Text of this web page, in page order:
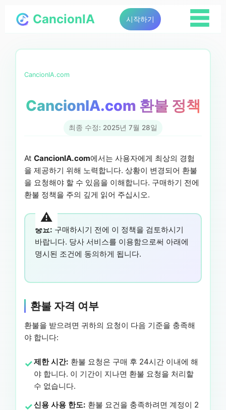
CancionIA 시작하기 ☰
CancionIA.com
CancionIA.com 환불 정책
최종 수정: 2025년 7월 28일
At CancionIA.com에서는 사용자에게 최상의 경험
을 제공하기 위해 노력합니다. 상황이 변경되어 환불
을 요청해야 할 수 있음을 이해합니다. 구매하기 전에
환불 정책을 주의 깊게 읽어 주십시오.
중요: 구매하시기 전에 이 정책을 검토하시기
바랍니다. 당사 서비스를 이용함으로써 아래에
명시된 조건에 동의하게 됩니다.
환불 자격 여부
환불을 받으려면 귀하의 요청이 다음 기준을 충족해
야 합니다:
제한 시간: 환불 요청은 구매 후 24시간 이내에 해
야 합니다. 이 기간이 지나면 환불 요청을 처리할
수 없습니다.
신용 사용 한도: 환불 요건을 충족하려면 계정이 2